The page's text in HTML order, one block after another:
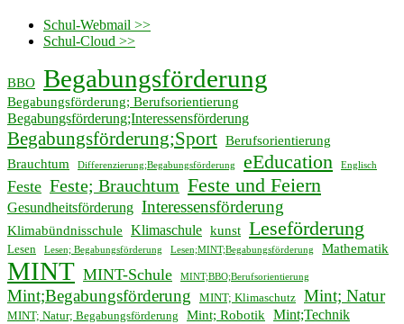
Schul-Webmail >>
Schul-Cloud >>
BBO Begabungsförderung
Begabungsförderung; Berufsorientierung
Begabungsförderung;Interessensförderung
Begabungsförderung;Sport Berufsorientierung
Brauchtum
Differenzierung;Begabungsförderung eEducation Englisch
Feste Feste; Brauchtum Feste und Feiern
Gesundheitsförderung Interessensförderung
Klimabündnisschule Klimaschule kunst Leseförderung
Lesen Lesen; Begabungsförderung Lesen;MINT;Begabungsförderung Mathematik
MINT MINT-Schule MINT;BBO;Berufsorientierung
Mint;Begabungsförderung MINT; Klimaschutz Mint; Natur
MINT; Natur; Begabungsförderung Mint; Robotik Mint;Technik